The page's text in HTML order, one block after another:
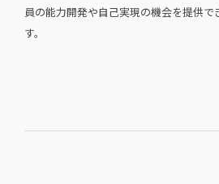
員の能力開発や自己実現の機会を提供で
す。